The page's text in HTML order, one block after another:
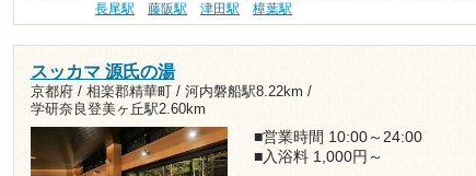
長尾駅
藤阪駅 津田駅 樟葉駅
スッカマ 源氏の湯
京都府 / 相楽郡精華町 / 河内磐船駅8.22km /
学研奈良登美ヶ丘駅2.60km
■営業時間 10:00～24:00
■入浴料 1,000円～